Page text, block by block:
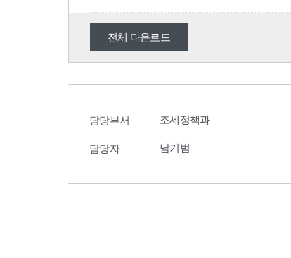
전체 다운로드
담당부서 조세정책과
담당자 남기범